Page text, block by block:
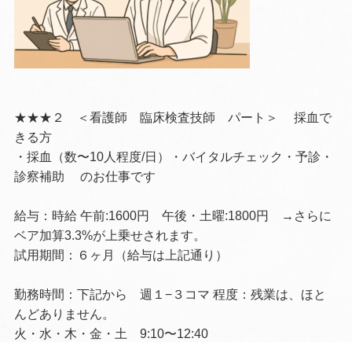
★★★２ ＜看護師 臨床検査技師 パート＞
採血で
きる方
・ 採血（数〜10人程度/日）・バイタルチェック・ 予診・
診察補助
のお仕事です
給与：時給 午前:1600円 午後・土曜:1800円 →さらに
ベア加算3.3%が上乗せされます。
試用期間：６ヶ月（給与は上記通り）
勤務時間：下記から 週１−３コマ 程度：残業は、ほと
んどありません。
火・水・木・金・土 9:10〜12:40